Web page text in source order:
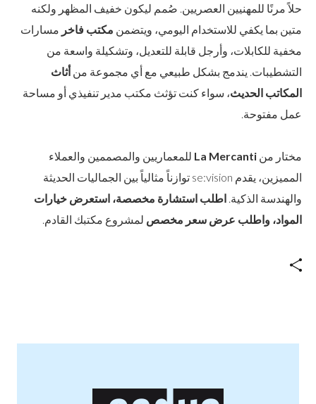
حلاً مرنًا للمهنيين العصريين. صُمم ليكون خفيف المظهر ولكنه
متين بما يكفي للاستخدام اليومي، ويتضمن مكتب فاخر مسارات
مخفية للكابلات، وأرجل قابلة للتعديل، وتشكيلة واسعة من
التشطيبات. يندمج بشكل طبيعي مع أي مجموعة منأثاث
المكاتب الحديث، سواء كنت تؤثث مكتب مدير تنفيذي أو مساحة
عمل مفتوحة.
مختار من La Mercanti للمعماريين والمصممين والعملاء
المميزين، يقدم se:vision توازناً مثالياً بين الجماليات الحديثة
والهندسة الذكية. اطلب استشارة مخصصة، استعرض خيارات
المواد، واطلب عرض سعر مخصص لمشروع مكتبك القادم.